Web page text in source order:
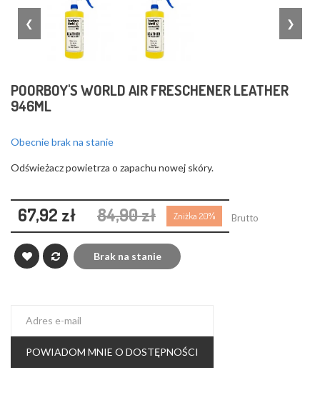
❮ ❯
POORBOY'S WORLD AIR FRESCHENER LEATHER
946ML
Obecnie brak na stanie
Odświeżacz powietrza o zapachu nowej skóry.
67,92 zł 84,90 zł Zniżka 20% Brutto
Brak na stanie
POWIADOM MNIE O DOSTĘPNOŚCI